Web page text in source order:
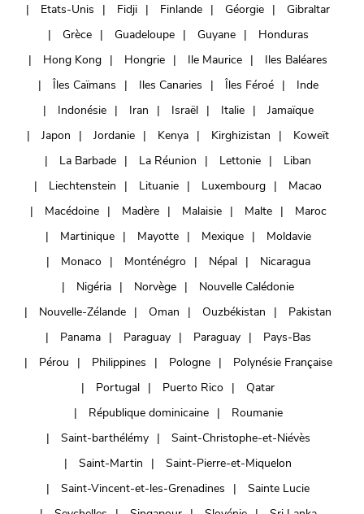
Etats-Unis
Fidji Finlande Géorgie
Gibraltar
Grèce
Guadeloupe Guyane
Honduras
Hong Kong
Hongrie Ile Maurice
Iles Baléares
Îles Caïmans
Iles Canaries Îles Féroé
Inde
Indonésie
Iran Israël Italie
Jamaïque
Japon
Jordanie Kenya Kirghizistan
Koweït
La Barbade
La Réunion Lettonie
Liban
Liechtenstein
Lituanie Luxembourg
Macao
Macédoine
Madère Malaisie Malte
Maroc
Martinique
Mayotte Mexique
Moldavie
Monaco
Monténégro Népal
Nicaragua
Nigéria
Norvège
Nouvelle Calédonie
Nouvelle-Zélande
Oman Ouzbékistan
Pakistan
Panama
Paraguay Paraguay
Pays-Bas
Pérou
Philippines Pologne
Polynésie Française
Portugal
Puerto Rico
Qatar
République dominicaine
Roumanie
Saint-barthélémy
Saint-Christophe-et-Niévès
Saint-Martin
Saint-Pierre-et-Miquelon
Saint-Vincent-et-les-Grenadines
Sainte Lucie